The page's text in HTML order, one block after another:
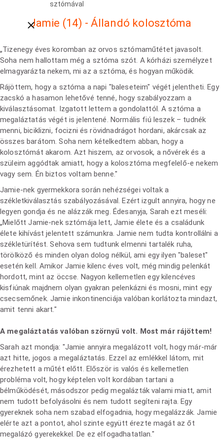
Close breadcrumbs
sztómával
Jamie (14) - Állandó kolosztóma
„Tizenegy éves koromban az orvos sztómaműtétet javasolt.
Soha nem hallottam még a sztóma szót. A kórházi személyzet
elmagyarázta nekem, mi az a sztóma, és hogyan működik.
Rájöttem, hogy a sztóma a napi "baleseteim" végét jelentheti. Egy
zacskó a hasamon lehetővé tenné, hogy szabályozzam a
kiválasztásomat. Izgatott lettem a gondolattól. A sztóma a
megaláztatás végét is jelentené. Normális fiú leszek – tudnék
menni, biciklizni, focizni és rövidnadrágot hordani, akárcsak az
összes barátom. Soha nem kételkedtem abban, hogy a
kolosztómát akarom. Azt hiszem, az orvosok, a nővérek és a
szüleim aggódtak amiatt, hogy a kolosztóma megfelelő-e nekem
vagy sem. Én biztos voltam benne."
Jamie-nek gyermekkora során nehézségei voltak a
székletkiválasztás szabályozásával. Ezért izgult annyira, hogy ne
legyen gondja és ne alázzák meg. Édesanyja, Sarah ezt meséli:
„Mielőtt Jamie-nek sztómája lett, Jamie élete és a családunk
élete kihívást jelentett számunkra. Jamie nem tudta kontrollálni a
székletürítést. Sehova sem tudtunk elmenni tartalék ruha,
törölköző és minden olyan dolog nélkül, ami egy ilyen "baleset"
esetén kell. Amikor Jamie kilenc éves volt, még mindig pelenkát
hordott, mint az öccse. Nagyon kellemetlen egy kilencéves
kisfiúnak majdnem olyan gyakran pelenkázni és mosni, mint egy
csecsemőnek. Jamie inkontinenciája valóban korlátozta mindazt,
amit tenni akart."
A megaláztatás valóban szörnyű volt. Most már rájöttem!
Sarah azt mondja: "Jamie annyira megalázott volt, hogy már-már
azt hitte, jogos a megaláztatás. Ezzel az emlékkel látom, mit
érezhetett a műtét előtt. Először is valós és kellemetlen
probléma volt, hogy képtelen volt kordában tartani a
bélműködését, másodszor pedig megalázták valami miatt, amit
nem tudott befolyásolni és nem tudott segíteni rajta. Egy
gyereknek soha nem szabad elfogadnia, hogy megalázzák. Jamie
elérte azt a pontot, ahol szinte együtt érezte magát az őt
megalázó gyerekekkel. De ez elfogadhatatlan."